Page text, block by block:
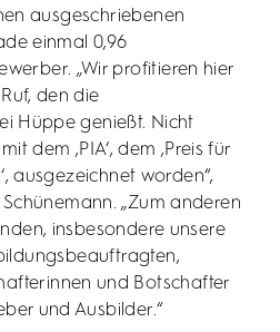
ausgeschriebenen
einmal 0,96
„Wir profitieren hier
den die
Hüppe genießt. Nicht
dem ‚PIA‘, dem ‚Preis für
ausgezeichnet worden“,
„Zum anderen
insbesondere unsere
und Botschafter
und Ausbilder.“